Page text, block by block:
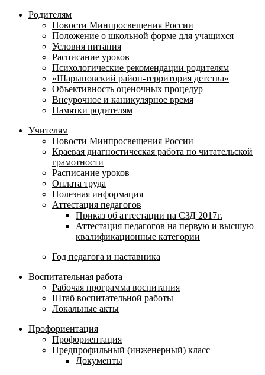
Родителям
Новости Минпросвещения России
Положение о школьной форме для учащихся
Условия питания
Расписание уроков
Психологические рекомендации родителям
«Шарыповский район-территория детства»
Объективность оценочных процедур
Внеурочное и каникулярное время
Памятки родителям
Учителям
Новости Минпросвещения России
Краевая диагностическая работа по читательской
грамотности
Расписание уроков
Оплата труда
Полезная информация
Аттестация педагогов
Приказ об аттестации на СЗД 2017г.
Аттестация педагогов на первую и высшую
квалификационные категории
Год педагога и наставника
Воспитательная работа
Рабочая программа воспитания
Штаб воспитательной работы
Локальные акты
Профориентация
Профориентация
Предпрофильный (инженерный) класс
Документы